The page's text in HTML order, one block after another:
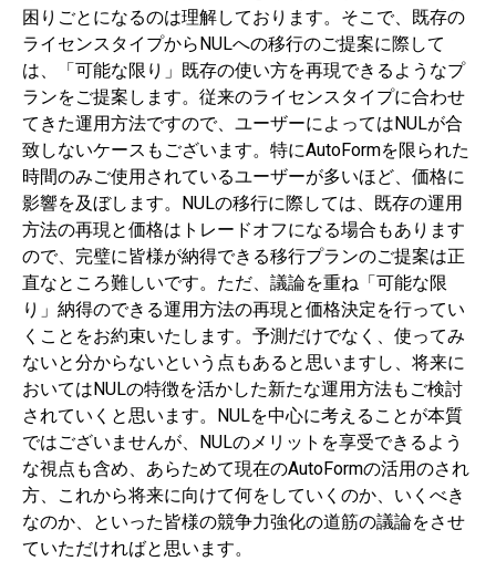
困りごとになるのは理解しております。そこで、既存の
ライセンスタイプからNULへの移行のご提案に際して
は、「可能な限り」既存の使い方を再現できるようなプ
ランをご提案します。従来のライセンスタイプに合わせ
てきた運用方法ですので、ユーザーによってはNULが合
致しないケースもございます。特にAutoFormを限られた
時間のみご使用されているユーザーが多いほど、価格に
影響を及ぼします。NULの移行に際しては、既存の運用
方法の再現と価格はトレードオフになる場合もあります
ので、完璧に皆様が納得できる移行プランのご提案は正
直なところ難しいです。ただ、議論を重ね「可能な限
り」納得のできる運用方法の再現と価格決定を行ってい
くことをお約束いたします。予測だけでなく、使ってみ
ないと分からないという点もあると思いますし、将来に
おいてはNULの特徴を活かした新たな運用方法もご検討
されていくと思います。NULを中心に考えることが本質
ではございませんが、NULのメリットを享受できるよう
な視点も含め、あらためて現在のAutoFormの活用のされ
方、これから将来に向けて何をしていくのか、いくべき
なのか、といった皆様の競争力強化の道筋の議論をさせ
ていただければと思います。